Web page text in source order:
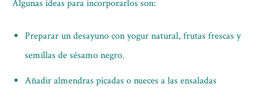
Algunas ideas para incorporarlos son:
Preparar un desayuno con yogur natural, frutas frescas y
semillas de sésamo negro.
Añadir almendras picadas o nueces a las ensaladas